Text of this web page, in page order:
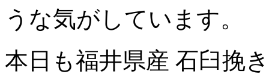
うな気がしています。
本日も福井県産 石臼挽